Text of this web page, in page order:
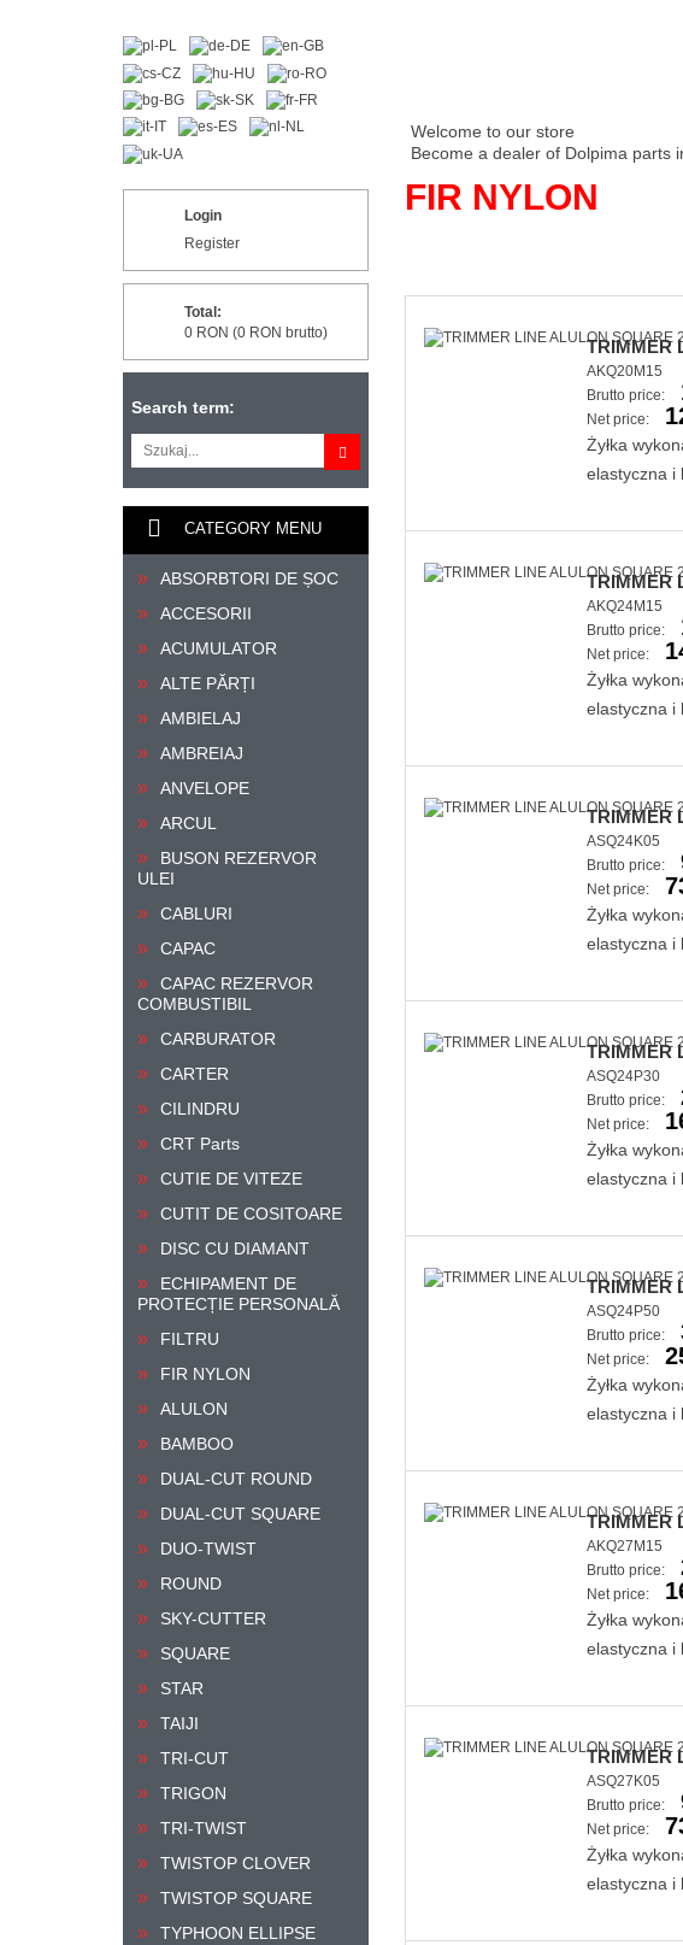
Login
Register
Total:
0 RON (0 RON brutto)
Search term:
CATEGORY MENU
ABSORBTORI DE ȘOC
ACCESORII
ACUMULATOR
ALTE PĂRȚI
AMBIELAJ
AMBREIAJ
ANVELOPE
ARCUL
BUSON REZERVOR
ULEI
CABLURI
CAPAC
CAPAC REZERVOR
COMBUSTIBIL
CARBURATOR
CARTER
CILINDRU
CRT Parts
CUTIE DE VITEZE
CUTIT DE COSITOARE
DISC CU DIAMANT
ECHIPAMENT DE
PROTECȚIE PERSONALĂ
FILTRU
FIR NYLON
ALULON
BAMBOO
DUAL-CUT ROUND
DUAL-CUT SQUARE
DUO-TWIST
ROUND
SKY-CUTTER
SQUARE
STAR
TAIJI
TRI-CUT
TRIGON
TRI-TWIST
TWISTOP CLOVER
TWISTOP SQUARE
TYPHOON ELLIPSE
Welcome to our store
Become a dealer of Dolpima parts
FIR NYLON
TRIMMER
AKQ20M15
Brutto price:
Net price:
Żyłka
elastyczna i
TRIMMER
AKQ24M15
Brutto price:
Net price:
Żyłka
elastyczna i
TRIMMER
ASQ24K05
Brutto price:
Net price:
Żyłka
elastyczna i
TRIMMER
ASQ24P30
Brutto price:
Net price:
Żyłka
elastyczna i
TRIMMER
ASQ24P50
Brutto price:
Net price:
Żyłka
elastyczna i
TRIMMER
AKQ27M15
Brutto price:
Net price:
Żyłka
elastyczna i
TRIMMER
ASQ27K05
Brutto price:
Net price:
Żyłka
elastyczna i